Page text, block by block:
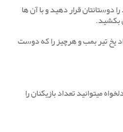
دوستانتان قرار دهید و با آن ها
بکشید.
یخ تیر بمب و هرچیز را که دوست
میتوانید تعداد بازیکنان را